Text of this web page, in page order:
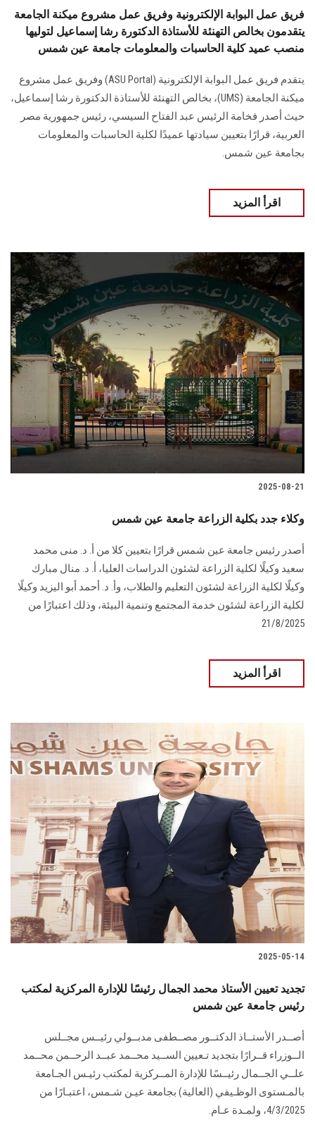
الموظفون
سجل الان
فريق عمل البوابة الإلكترونية وفريق عمل مشروع ميكنة الجامعة
يتقدمون بخالص التهنئة للأستاذة الدكتورة رشا إسماعيل لتوليها
منصب عميد كلية الحاسبات والمعلومات جامعة عين شمس
يتقدم فريق عمل البوابة الإلكترونية (ASU Portal) وفريق عمل مشروع
ميكنة الجامعة (UMS)، بخالص التهنئة للأستاذة الدكتورة رشا إسماعيل،
حيث أصدر فخامة الرئيس عبد الفتاح السيسي، رئيس جمهورية مصر
العربية، قرارًا بتعيين سيادتها عميدًا لكلية الحاسبات والمعلومات
بجامعة عين شمس.
اقرأ المزيد
2025-08-21
وكلاء جدد بكلية الزراعة جامعة عين شمس
أصدر رئيس جامعة عين شمس قرارًا بتعيين كلا من أ. د. منى محمد
سعيد وكيلًا لكلية الزراعة لشئون الدراسات العليا، أ. د. منال مبارك
وكيلًا لكلية الزراعة لشئون التعليم والطلاب، وأ. د. أحمد أبو اليزيد وكيلًا
لكلية الزراعة لشئون خدمة المجتمع وتنمية البيئة، وذلك اعتبارًا من
21/8/2025
اقرأ المزيد
2025-05-14
تجديد تعيين الأستاذ محمد الجمال رئيسًا للإدارة المركزية لمكتب
رئيس جامعة عين شمس
أصــدر الأستــاذ الدكتــور مصــطفى مدبــولي رئيــس مجــلس
الــوزراء قــرارًا بتجديد تـعيين الســيد محــمد عبــد الرحــمن محــمد
علــي الجــمال رئيــسًا للإدارة المــركزية لمكتب رئيـس الجـامعة
بالمـستوى الوظـيفي (العالية) بجامعة عيـن شـمس، اعتبـارًا من
4/3/2025، ولمـدة عـام.